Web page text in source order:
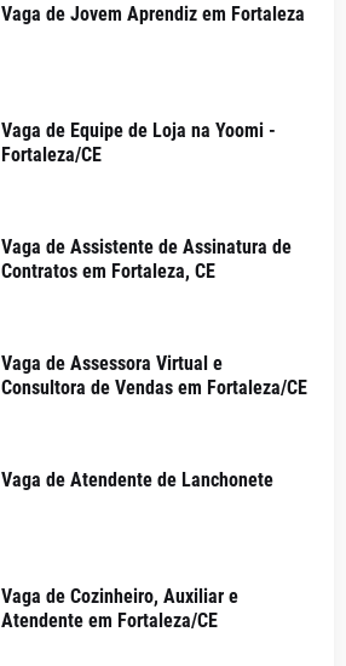
Vaga de Jovem Aprendiz em Fortaleza
Vaga de Equipe de Loja na Yoomi -
Fortaleza/CE
Vaga de Assistente de Assinatura de
Contratos em Fortaleza, CE
Vaga de Assessora Virtual e
Consultora de Vendas em Fortaleza/CE
Vaga de Atendente de Lanchonete
Vaga de Cozinheiro, Auxiliar e
Atendente em Fortaleza/CE